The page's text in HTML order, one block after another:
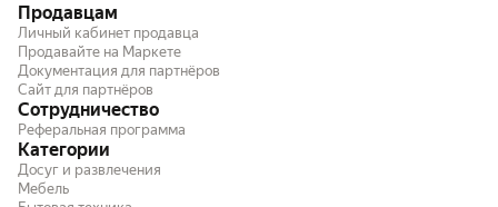
Продавцам
Личный кабинет продавца
Продавайте на Маркете
Документация для партнёров
Сайт для партнёров
Сотрудничество
Реферальная программа
Категории
Досуг и развлечения
Мебель